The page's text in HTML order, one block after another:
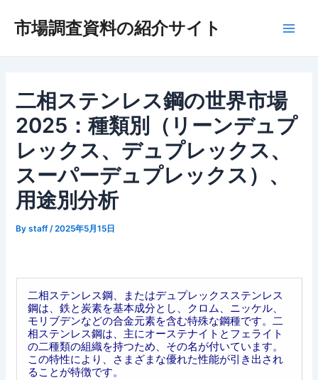
市場調査資料の紹介サイト
二相ステンレス鋼の世界市場
2025：種類別（リーンデュプ
レックス、デュプレックス、
スーパーデュプレックス）、
用途別分析
Bystaff /2025年5月15日
二相ステンレス鋼、またはデュプレックスステンレス
鋼は、鉄と炭素を基本成分とし、クロム、ニッケル、
モリブデンなどの合金元素を含む特殊な鋼種です。二
相ステンレス鋼は、主にオーステナイトとフェライト
の二種類の組織を持つため、その名が付いています。
この特性により、さまざまな優れた性能が引き出され
ることが特徴です。